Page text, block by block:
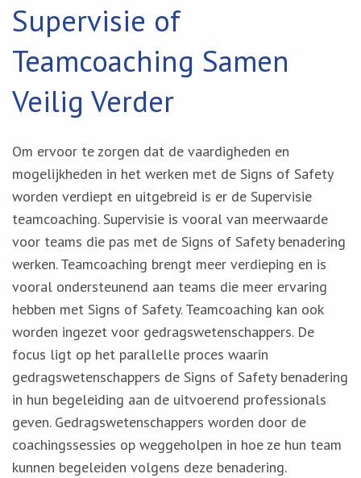
Supervisie of
Teamcoaching Samen
Veilig Verder
Om ervoor te zorgen dat de vaardigheden en
mogelijkheden in het werken met de Signs of Safety
worden verdiept en uitgebreid is er de Supervisie
teamcoaching. Supervisie is vooral van meerwaarde
voor teams die pas met de Signs of Safety benadering
werken. Teamcoaching brengt meer verdieping en is
vooral ondersteunend aan teams die meer ervaring
hebben met Signs of Safety. Teamcoaching kan ook
worden ingezet voor gedragswetenschappers. De
focus ligt op het parallelle proces waarin
gedragswetenschappers de Signs of Safety benadering
in hun begeleiding aan de uitvoerend professionals
geven. Gedragswetenschappers worden door de
coachingssessies op weggeholpen in hoe ze hun team
kunnen begeleiden volgens deze benadering.